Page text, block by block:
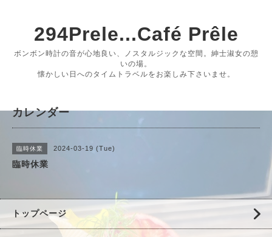
294Prele...Café Prêle
ボンボン時計の音が心地良い、ノスタルジックな空間。紳士淑女の憩
いの場。
懐かしい日へのタイムトラベルをお楽しみ下さいませ。
カレンダー
臨時休業 2024-03-19 (Tue)
臨時休業
トップページ